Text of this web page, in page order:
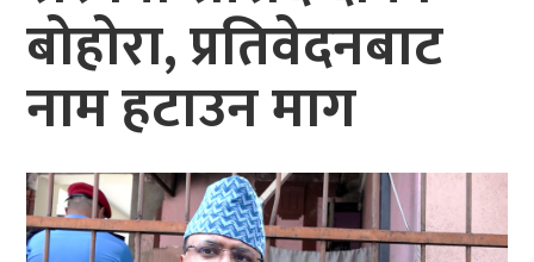
बोहोरा, प्रतिवेदनबाट
नाम हटाउन माग